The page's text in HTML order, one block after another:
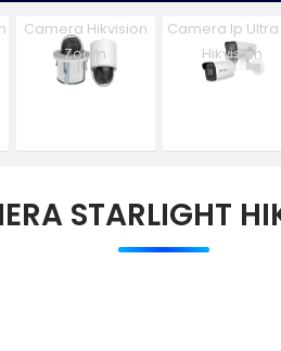
Camera Hikvision
Zoom
Camera Ip Ultra
Hikvision
STARLIGHT